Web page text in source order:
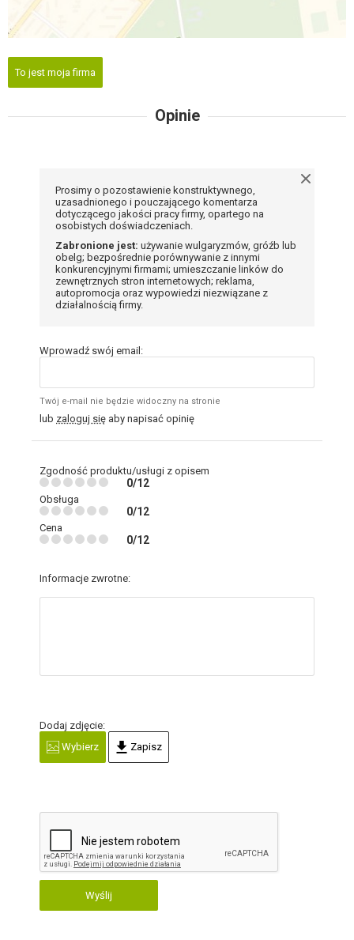
To jest moja firma
Opinie
Prosimy o pozostawienie konstruktywnego,
uzasadnionego i pouczającego komentarza
dotyczącego jakości pracy firmy, opartego na
osobistych doświadczeniach.
Zabronione jest: używanie wulgaryzmów, gróźb lub
obelg; bezpośrednie porównywanie z innymi
konkurencyjnymi firmami; umieszczanie linków do
zewnętrznych stron internetowych; reklama,
autopromocja oraz wypowiedzi niezwiązane z
działalnością firmy.
Wprowadź swój email:
Twój e-mail nie będzie widoczny na stronie
lub zaloguj się aby napisać opinię
Zgodność produktu/usługi z opisem
0/12
Obsługa
0/12
Cena
0/12
Informacje zwrotne:
Dodaj zdjęcie:
Wybierz
Zapisz
Wyślij